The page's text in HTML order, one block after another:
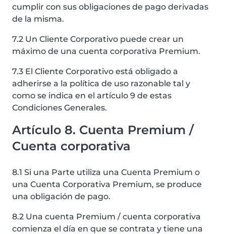
cumplir con sus obligaciones de pago derivadas
de la misma.
7.2 Un Cliente Corporativo puede crear un
máximo de una cuenta corporativa Premium.
7.3 El Cliente Corporativo está obligado a
adherirse a la política de uso razonable tal y
como se indica en el artículo 9 de estas
Condiciones Generales.
Artículo 8. Cuenta Premium /
Cuenta corporativa
8.1 Si una Parte utiliza una Cuenta Premium o
una Cuenta Corporativa Premium, se produce
una obligación de pago.
8.2 Una cuenta Premium / cuenta corporativa
comienza el día en que se contrata y tiene una